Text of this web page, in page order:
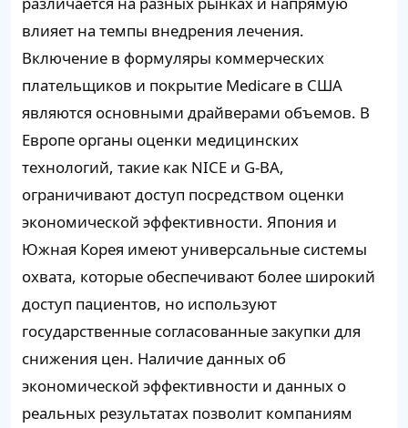
влияет на темпы внедрения лечения.
Включение в формуляры коммерческих
плательщиков и покрытие Medicare в США
являются основными драйверами объемов. В
Европе органы оценки медицинских
технологий, такие как NICE и G-BA,
ограничивают доступ посредством оценки
экономической эффективности. Япония и
Южная Корея имеют универсальные системы
охвата, которые обеспечивают более широкий
доступ пациентов, но используют
государственные согласованные закупки для
снижения цен. Наличие данных об
экономической эффективности и данных о
реальных результатах позволит компаниям